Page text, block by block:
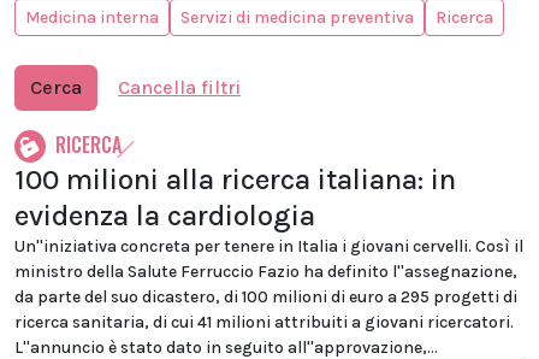
Medicina interna Servizi di medicina preventiva Ricerca
Cerca Cancella filtri
RICERCA
100 milioni alla ricerca italiana: in
evidenza la cardiologia
Un''iniziativa concreta per tenere in Italia i giovani cervelli. Così il
ministro della Salute Ferruccio Fazio ha definito l''assegnazione,
da parte del suo dicastero, di 100 milioni di euro a 295 progetti di
ricerca sanitaria, di cui 41 milioni attribuiti a giovani ricercatori.
L''annuncio è stato dato in seguito all''approvazione,...